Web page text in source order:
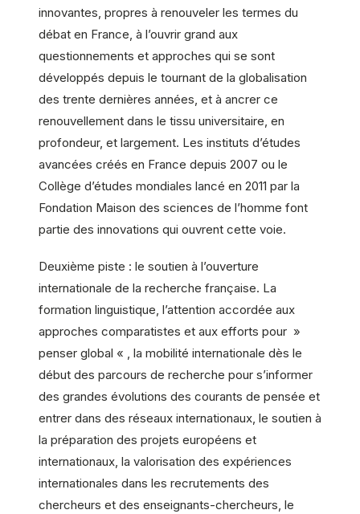
innovantes, propres à renouveler les termes du
débat en France, à l’ouvrir grand aux
questionnements et approches qui se sont
développés depuis le tournant de la globalisation
des trente dernières années, et à ancrer ce
renouvellement dans le tissu universitaire, en
profondeur, et largement. Les instituts d’études
avancées créés en France depuis 2007 ou le
Collège d’études mondiales lancé en 2011 par la
Fondation Maison des sciences de l’homme font
partie des innovations qui ouvrent cette voie.
Deuxième piste : le soutien à l’ouverture
internationale de la recherche française. La
formation linguistique, l’attention accordée aux
approches comparatistes et aux efforts pour »
penser global « , la mobilité internationale dès le
début des parcours de recherche pour s’informer
des grandes évolutions des courants de pensée et
entrer dans des réseaux internationaux, le soutien à
la préparation des projets européens et
internationaux, la valorisation des expériences
internationales dans les recrutements des
chercheurs et des enseignants-chercheurs, le